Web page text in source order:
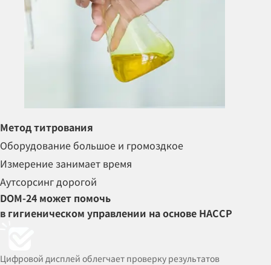
Метод титрования
Оборудование большое и громоздкое
Измерение занимает время
Аутсорсингдорогой
DOM-24 может помочь
в гигиеническом управлении на основе HACCP
Цифровой дисплей облегчает проверку результатов